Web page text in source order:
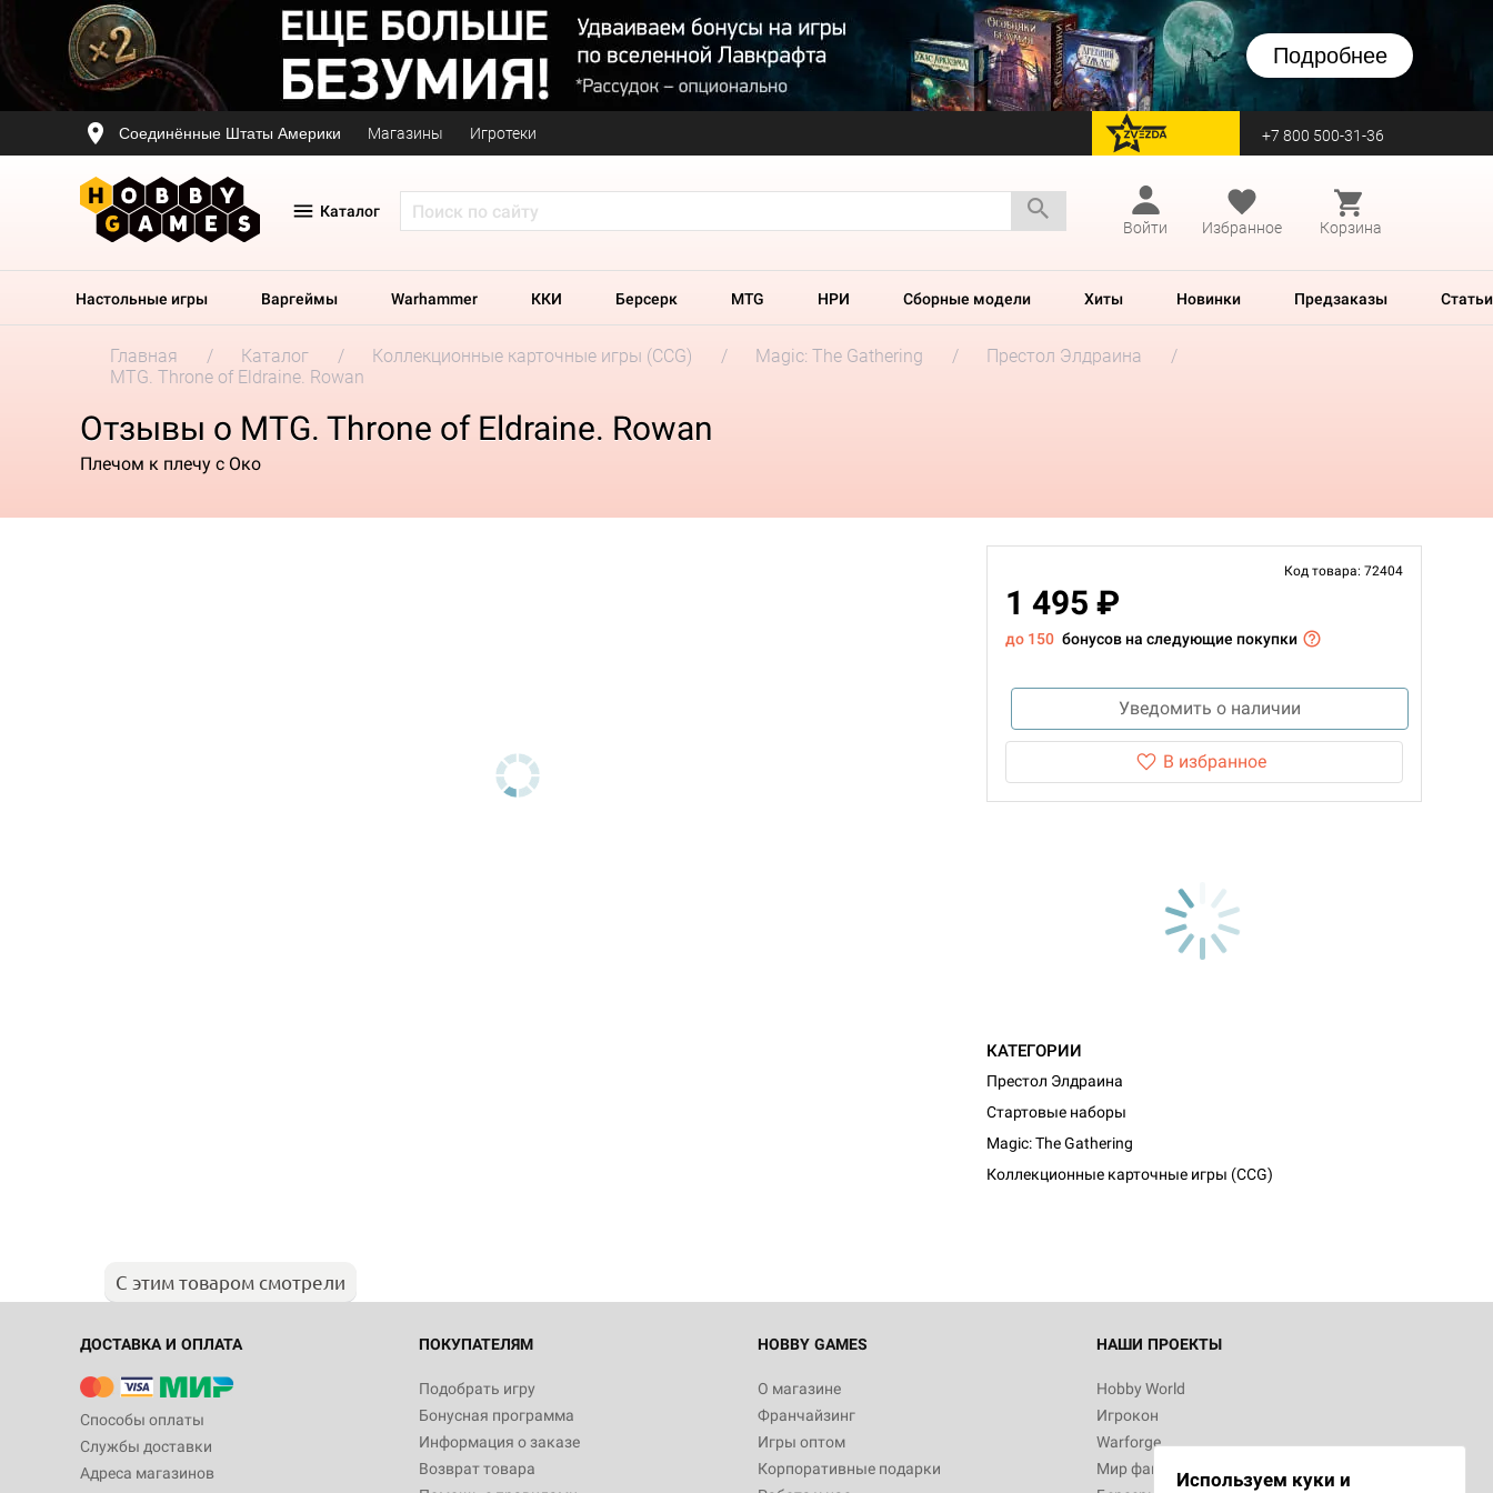
Подробнее
Соединённые Штаты Америки Магазины Игротеки перейти на Zvezda +7 800 500-31-36
Каталог
Войти
Избранное Корзина
Настольные игры Варгеймы Warhammer ККИ Берсерк MTG НРИ Сборные модели Хиты Новинки Предзаказы Статьи
Главная Каталог Коллекционные карточные игры (CCG) Magic: The Gathering
Престол Элдраина
MTG. Throne of Eldraine. Rowan
Отзывы о MTG. Throne of Eldraine. Rowan
Плечом к плечу с Око
Код товара: 72404
1 495 ₽
до 150 бонусов на следующие покупки
Уведомить о наличии
В избранное
КАТЕГОРИИ
Престол Элдраина
Стартовые наборы
Magic: The Gathering
Коллекционные карточные игры (CCG)
С этим товаром смотрели
ДОСТАВКА И ОПЛАТА
Способы оплаты
Службы доставки
Адреса магазинов
ПОКУПАТЕЛЯМ
Подобрать игру
Бонусная программа
Информация о заказе
Возврат товара
HOBBY GAMES
О магазине
Франчайзинг
Игры оптом
Корпоративные подарки
НАШИ ПРОЕКТЫ
Hobby World
Игрокон
Warforge
Мир фантастикиИспользуем куки и